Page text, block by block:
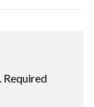
Required